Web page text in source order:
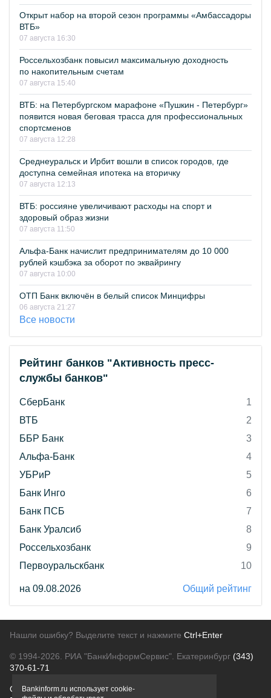
Открыт набор на второй сезон программы «Амбассадоры
ВТБ»
07 августа 16:30
Россельхозбанк повысил максимальную доходность
по накопительным счетам
07 августа 15:40
ВТБ: на Петербургском марафоне «Пушкин - Петербург»
появится новая беговая трасса для профессиональных
спортсменов
07 августа 12:28
Среднеуральск и Ирбит вошли в список городов, где
доступна семейная ипотека на вторичку
07 августа 12:13
ВТБ: россияне увеличивают расходы на спорт и
здоровый образ жизни
07 августа 11:50
Альфа-Банк начислит предпринимателям до 10 000
рублей кэшбэка за оборот по эквайрингу
07 августа 10:00
ОТП Банк включён в белый список Минцифры
06 августа 21:27
Все новости
Рейтинг банков "Активность пресс-
службы банков"
СберБанк
1
ВТБ
2
ББР Банк
3
Альфа-Банк
4
УБРиР
5
Банк Инго
6
Банк ПСБ
7
Банк Уралсиб
8
Россельхозбанк
9
Первоуральскбанк
10
на 09.08.2026 Общий рейтинг
Нашли ошибку? Выделите текст и нажмите Ctrl+Enter
© 1994-2026. РИА "БанкИнформСервис". Екатеринбург (343)
370-61-71
О проектеПолитика конфиденциальности
Bankinform.ru использует cookie-